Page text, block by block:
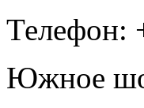
Телефон:
Южное